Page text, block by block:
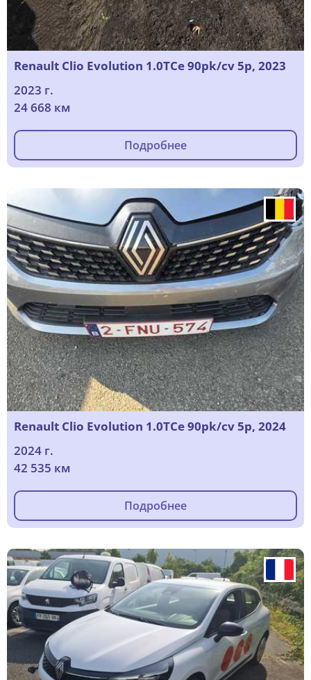
Renault Clio Evolution 1.0TCe 90pk/cv 5p, 2023
2023 г.
24 668 км
Подробнее
Renault Clio Evolution 1.0TCe 90pk/cv 5p, 2024
2024 г.
42 535 км
Подробнее